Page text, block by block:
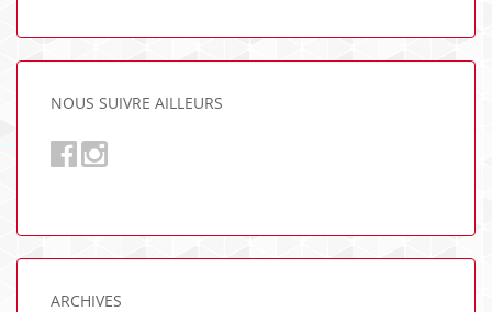
NOUS SUIVRE AILLEURS
ARCHIVES